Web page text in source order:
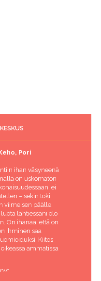
Pori
ihan väsyneenä
on uskomaton
ei
– sekin toki
viimeisen päälle.
lähtiessäni olo
On ihanaa, että on
ihminen saa
Kiitos
ammatissa